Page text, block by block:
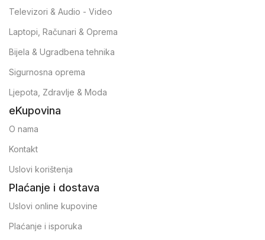
Televizori & Audio - Video
Laptopi, Računari & Oprema
Bijela & Ugradbena tehnika
Sigurnosna oprema
Ljepota, Zdravlje & Moda
eKupovina
O nama
Kontakt
Uslovi korištenja
Plaćanje i dostava
Uslovi online kupovine
Plaćanje i isporuka